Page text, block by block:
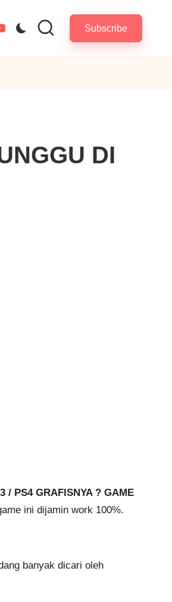
Subscribe
DI
/ PS4 GRAFISNYA ? GAME
ini dijamin work 100%.
banyak dicari oleh